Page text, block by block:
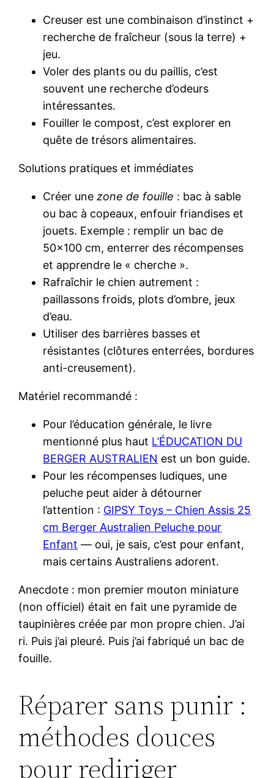
Creuser est une combinaison d’instinct +
recherche de fraîcheur (sous la terre) +
jeu.
Voler des plants ou du paillis, c’est
souvent une recherche d’odeurs
intéressantes.
Fouiller le compost, c’est explorer en
quête de trésors alimentaires.
Solutions pratiques et immédiates
Créer unezone de fouille : bac à sable
ou bac à copeaux, enfouir friandises et
jouets. Exemple : remplir un bac de
50×100 cm, enterrer des récompenses
et apprendre le « cherche ».
Rafraîchir le chien autrement :
paillassons froids, plots d’ombre, jeux
d’eau.
Utiliser des barrières basses et
résistantes (clôtures enterrées, bordures
anti-creusement).
Matériel recommandé :
Pour l’éducation générale, le livre
mentionné plus haut L’ÉDUCATION DU
BERGER AUSTRALIEN est un bon guide.
Pour les récompenses ludiques, une
peluche peut aider à détourner
l’attention : GIPSY Toys – Chien Assis 25
cm Berger Australien Peluche pour
Enfant — oui, je sais, c’est pour enfant,
mais certains Australiens adorent.
Anecdote : mon premier mouton miniature
(non officiel) était en fait une pyramide de
taupinières créée par mon propre chien. J’ai
ri. Puis j’ai pleuré. Puis j’ai fabriqué un bac de
fouille.
Réparer sans punir :
méthodes douces
pour rediriger